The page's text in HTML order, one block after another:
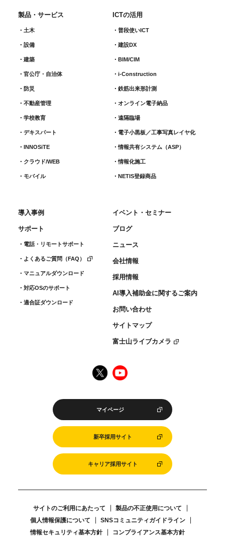
製品・サービス
土木
設備
建築
官公庁・自治体
防災
不動産管理
学校教育
デキスパート
INNOSiTE
クラウド/WEB
モバイル
ICTの活用
普段使いICT
建設DX
BIM/CIM
i-Construction
鉄筋出来形計測​
オンライン電子納品
遠隔臨場
電子小黒板／工事写真レイヤ化
情報共有システム（ASP）
情報化施工
NETIS登録商品
導入事例
サポート
電話・リモートサポート
よくあるご質問（FAQ）
マニュアルダウンロード
対応OSのサポート
適合証ダウンロード
イベント・セミナー
ブログ
ニュース
会社情報
採用情報
AI導入補助金に関するご案内
お問い合わせ
サイトマップ
富士山ライブカメラ
マイページ
新卒採用サイト
キャリア採用サイト
サイトのご利用にあたって
製品の不正使用について
個人情報保護について
SNSコミュニティガイドライン
情報セキュリティ基本方針
コンプライアンス基本方針